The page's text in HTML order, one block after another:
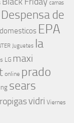
camas
Despensa de
EPA
Juguetes la
LG maxi
online prado
sears
vidri Viernes